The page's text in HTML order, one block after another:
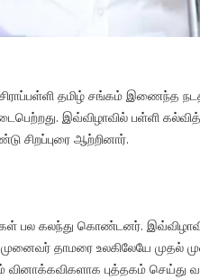
தமிழ் சங்கம் இணைந்த
இவ்விழாவில் பள்ளி
சிறப்புரை ஆற்றினார்.
பல கலந்து கொண்டனர்.
முனைவர் தாமரை உலகிலேயே முதல்
புத்தகம்